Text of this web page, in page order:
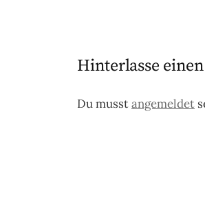
Hinterlasse
Du musstangemeldet